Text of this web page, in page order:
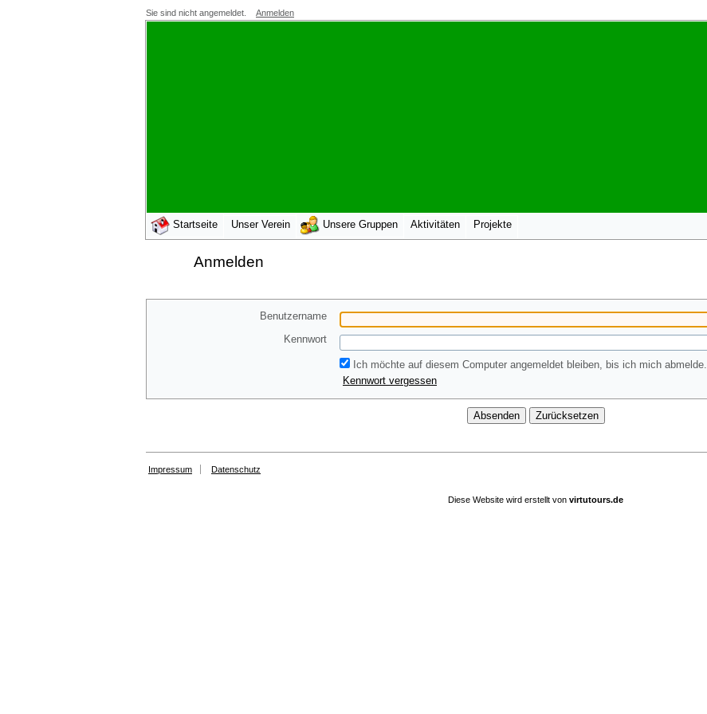
Sie sind nicht angemeldet. Anmelden
Startseite Unser Verein Unsere Gruppen Aktivitäten Projekte
Anmelden
Benutzername
Kennwort
Ich möchte auf diesem Computer angemeldet bleiben, bis ich mich abmelde.
Kennwort vergessen
Impressum Datenschutz
Diese Website wird erstellt von virtutours.de